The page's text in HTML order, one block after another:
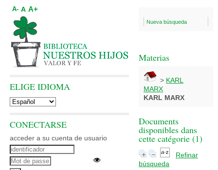
Nueva búsqueda
Materias
> KARL
MARX
KARL MARX
Documents
disponibles dans
cette catégorie (1)
Refinar
búsqueda
A- A A+
ELIGE IDIOMA
CONECTARSE
acceder a su cuenta de usuario